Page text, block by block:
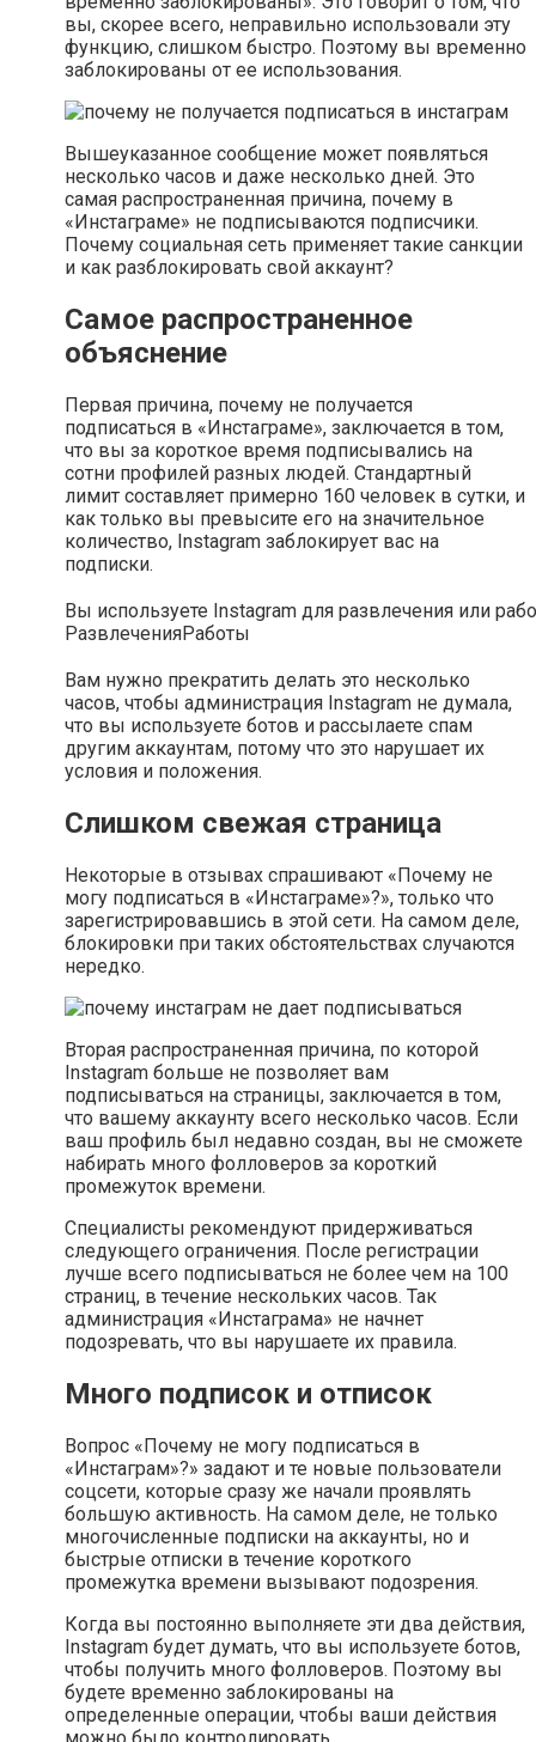
вы, скорее всего, неправильно использовали эту
функцию, слишком быстро. Поэтому вы временно
заблокированы от ее использования.
Вышеуказанное сообщение может появляться
несколько часов и даже несколько дней. Это
самая распространенная причина, почему в
«Инстаграме» не подписываются подписчики.
Почему социальная сеть применяет такие санкции
и как разблокировать свой аккаунт?
Самое распространенное
объяснение
Первая причина, почему не получается
подписаться в «Инстаграме», заключается в том,
что вы за короткое время подписывались на
сотни профилей разных людей. Стандартный
лимит составляет примерно 160 человек в сутки, и
как только вы превысите его на значительное
количество, Instagram заблокирует вас на
подписки.
Вы используете Instagram для развлечения или
РазвлеченияРаботы
Вам нужно прекратить делать это несколько
часов, чтобы администрация Instagram не думала,
что вы используете ботов и рассылаете спам
другим аккаунтам, потому что это нарушает их
условия и положения.
Слишком свежая страница
Некоторые в отзывах спрашивают «Почему не
могу подписаться в «Инстаграме»?», только что
зарегистрировавшись в этой сети. На самом деле,
блокировки при таких обстоятельствах случаются
нередко.
Вторая распространенная причина, по которой
Instagram больше не позволяет вам
подписываться на страницы, заключается в том,
что вашему аккаунту всего несколько часов. Если
ваш профиль был недавно создан, вы не сможете
набирать много фолловеров за короткий
промежуток времени.
Специалисты рекомендуют придерживаться
следующего ограничения. После регистрации
лучше всего подписываться не более чем на 100
страниц, в течение нескольких часов. Так
администрация «Инстаграма» не начнет
подозревать, что вы нарушаете их правила.
Много подписок и отписок
Вопрос «Почему не могу подписаться в
«Инстаграм»?» задают и те новые пользователи
соцсети, которые сразу же начали проявлять
большую активность. На самом деле, не только
многочисленные подписки на аккаунты, но и
быстрые отписки в течение короткого
промежутка времени вызывают подозрения.
Когда вы постоянно выполняете эти два действия,
Instagram будет думать, что вы используете ботов,
чтобы получить много фолловеров. Поэтому вы
будете временно заблокированы на
определенные операции, чтобы ваши действия
можно было контролировать.